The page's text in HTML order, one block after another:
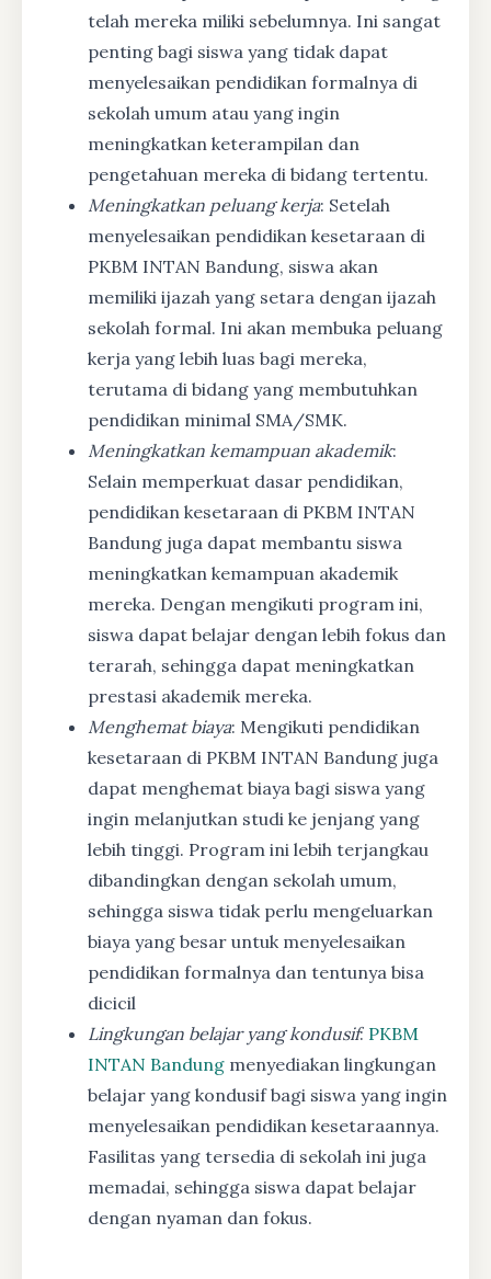
telah mereka miliki sebelumnya. Ini sangat
penting bagi siswa yang tidak dapat
menyelesaikan pendidikan formalnya di
sekolah umum atau yang ingin
meningkatkan keterampilan dan
pengetahuan mereka di bidang tertentu.
Meningkatkan peluang kerja: Setelah
menyelesaikan pendidikan kesetaraan di
PKBM INTAN Bandung, siswa akan
memiliki ijazah yang setara dengan ijazah
sekolah formal. Ini akan membuka peluang
kerja yang lebih luas bagi mereka,
terutama di bidang yang membutuhkan
pendidikan minimal SMA/SMK.
Meningkatkan kemampuan akademik:
Selain memperkuat dasar pendidikan,
pendidikan kesetaraan di PKBM INTAN
Bandung juga dapat membantu siswa
meningkatkan kemampuan akademik
mereka. Dengan mengikuti program ini,
siswa dapat belajar dengan lebih fokus dan
terarah, sehingga dapat meningkatkan
prestasi akademik mereka.
Menghemat biaya: Mengikuti pendidikan
kesetaraan di PKBM INTAN Bandung juga
dapat menghemat biaya bagi siswa yang
ingin melanjutkan studi ke jenjang yang
lebih tinggi. Program ini lebih terjangkau
dibandingkan dengan sekolah umum,
sehingga siswa tidak perlu mengeluarkan
biaya yang besar untuk menyelesaikan
pendidikan formalnya dan tentunya bisa
dicicil
Lingkungan belajar yang kondusif: PKBM
INTAN Bandung menyediakan lingkungan
belajar yang kondusif bagi siswa yang ingin
menyelesaikan pendidikan kesetaraannya.
Fasilitas yang tersedia di sekolah ini juga
memadai, sehingga siswa dapat belajar
dengan nyaman dan fokus.